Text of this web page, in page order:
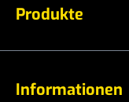
Produkte
Informationen